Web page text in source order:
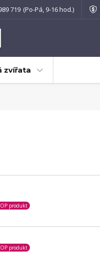
719 (Po-Pá, 9-16 hod.)
zvířata
produkt
produkt